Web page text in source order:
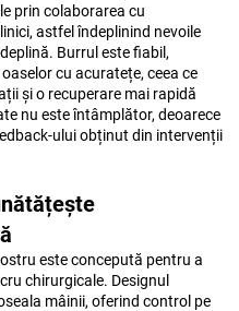
prin colaborarea cu
astfel îndeplinind nevoile
Burrul este fiabil,
cu acuratețe, ceea ce
și o recuperare mai rapidă
nu este întâmplător, deoarece
ului obținut din intervenții
este concepută pentru a
chirurgicale. Designul
mâinii, oferind control pe